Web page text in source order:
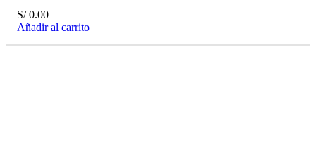
S/0.00
Añadir al carrito